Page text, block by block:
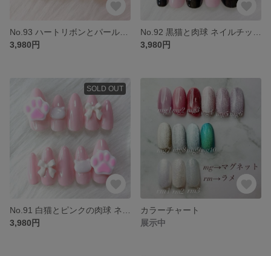
3,980円
3,980円
SOLD OUT
3,980円
カラーチャート
展示中